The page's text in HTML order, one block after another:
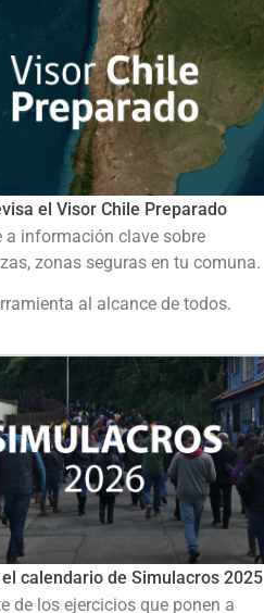
el Visor Chile Preparado
a información clave sobre
zonas seguras en tu comuna.
al alcance de todos.
el calendario de Simulacros 2025
de los ejercicios que ponen a